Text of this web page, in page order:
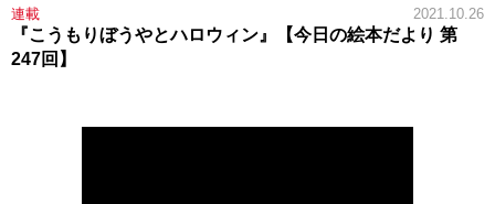
連載 2021.10.26
『こうもりぼうやとハロウィン』【今日の絵本だより 第
247回】